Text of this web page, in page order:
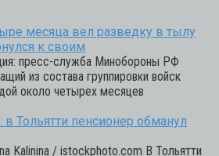
месяца вел разведку в тылу
к своим
пресс-служба Минобороны РФ
из состава группировки войск
около четырех месяцев
в Тольятти пенсионер обманул
Kalinina / istockphoto.com В Тольятти